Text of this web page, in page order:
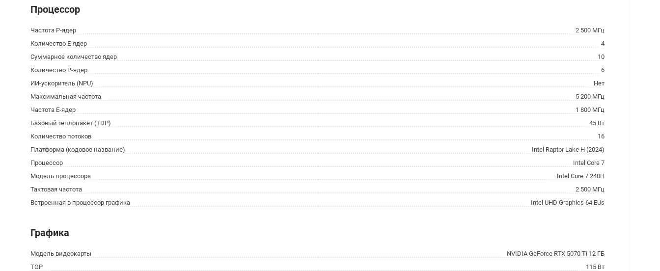
Процессор
Частота P-ядер
2 500 МГц
Количество E-ядер
4
Суммарное количество ядер
10
Количество P-ядер
6
ИИ-ускоритель (NPU)
Нет
Максимальная частота
5 200 МГц
Частота E-ядер
1 800 МГц
Базовый теплопакет (TDP)
45 Вт
Количество потоков
16
Платформа (кодовое название)
Intel Raptor Lake H (2024)
Процессор
Intel Core 7
Модель процессора
Intel Core 7 240H
Тактовая частота
2 500 МГц
Встроенная в процессор графика
Intel UHD Graphics 64 EUs
Графика
Модель видеокарты
NVIDIA GeForce RTX 5070 Ti 12 ГБ
TGP
115 Вт